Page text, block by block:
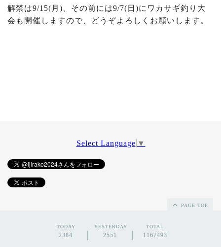
解禁は9/15(月)、その前には9/7(日)にワカサギ釣り大
会も開催しますので、どうぞよろしくお願いします。
Select Language ▼
PAGE TOP
TODAY
2384
YESTERDAY
2551
TOTAL
1167493